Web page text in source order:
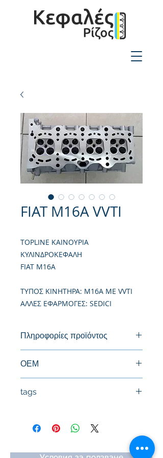
FIAT M16A VVTI
TOPLINE ΚΑΙΝΟΥΡΙΑ
ΚΥΛΙΝΔΡΟΚΕΦΑΛΗ
FIAT M16A
TΥΠΟΣ ΚΙΝΗΤΗΡΑ: M16A ΜΕ VVTI
ΑΛΛΕΣ ΕΦΑΡΜΟΓΕΣ: SEDICI
Πληροφορίες προϊόντος
ΟΕΜ
54G02
tags
#Κυλινδροκεφαλή #Κεφαλάρι
#TPTOPLINE